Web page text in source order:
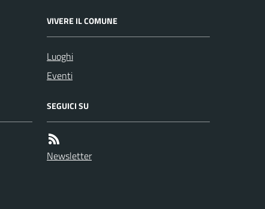
VIVERE IL COMUNE
Luoghi
Eventi
SEGUICI SU
Newsletter